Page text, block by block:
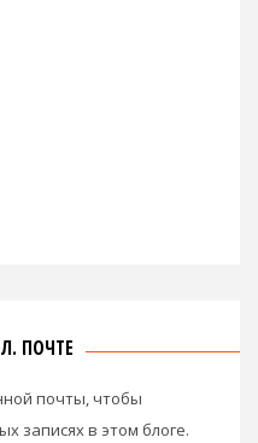
ПОЧТЕ
почты, чтобы
записях в этом блоге.